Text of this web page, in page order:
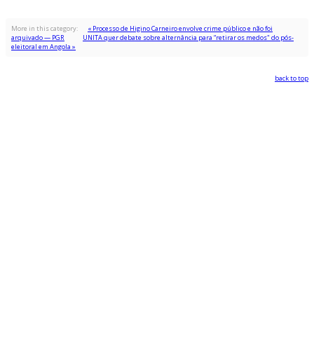
More in this category:
« Processo de Higino Carneiro envolve crime público e não foi
arquivado — PGR
UNITA quer debate sobre alternância para “retirar os medos" do pós-
eleitoral em Angola »
back to top